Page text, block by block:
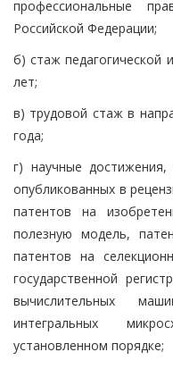
профессиональные
Российской Федерации;
б) стаж педагогической
лет;
в) трудовой стаж в
года;
г) научные
опубликованных в
патентов на
полезную модель,
патентов на
государственной
вычислительных
интегральных
установленном порядке;